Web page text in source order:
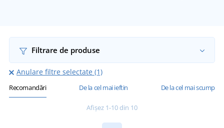
Filtrare de produse
Anulare filtre selectate (1)
Recomandări De la cel mai ieftin De la cel mai scump
Afișez 1-10 din 10